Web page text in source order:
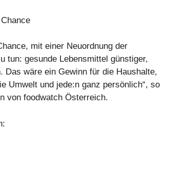
mit einer Neuordnung der
tun: gesunde Lebensmittel günstiger,
Das wäre ein Gewinn für die Haushalte,
Umwelt und jede:n ganz persönlich“, so
von foodwatch Österreich.